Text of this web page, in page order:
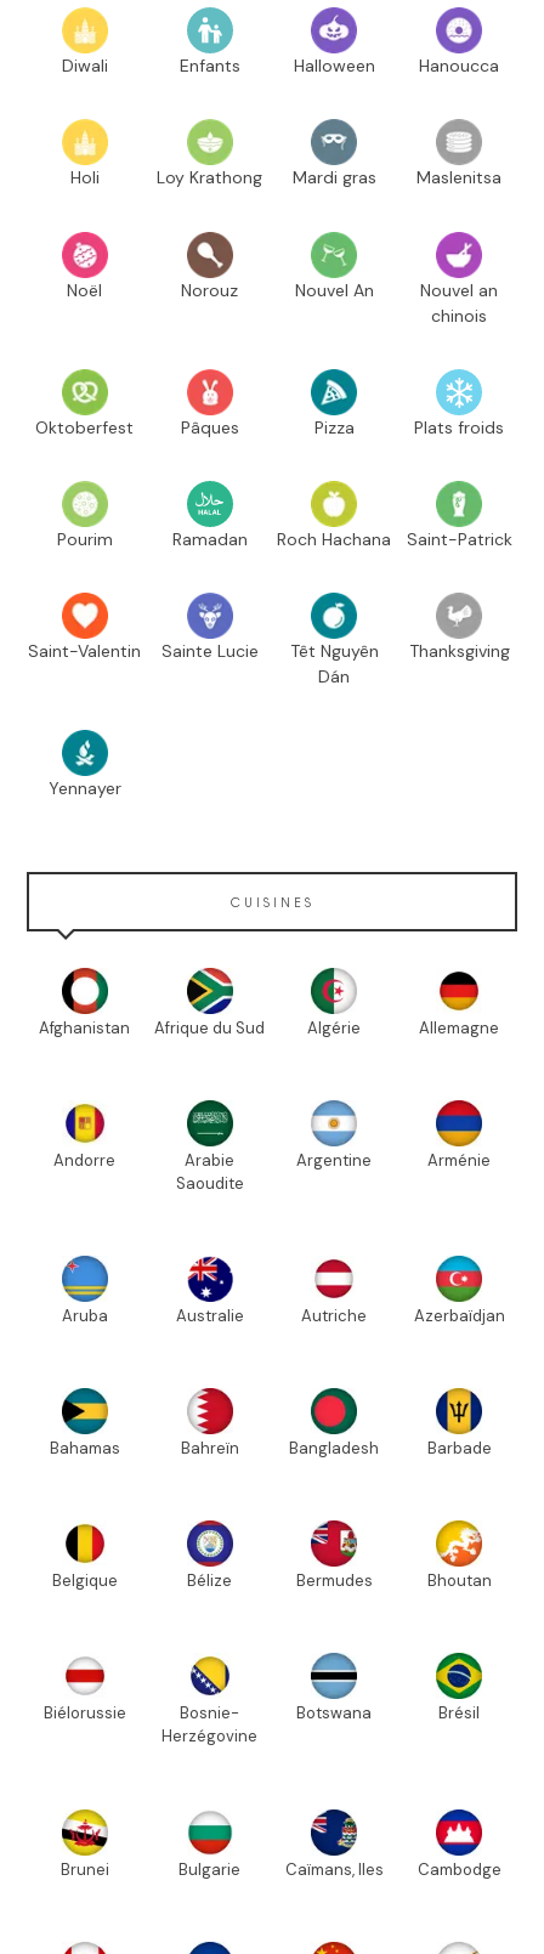
Diwali Enfants Halloween Hanoucca
Holi Loy Krathong Mardi gras Maslenitsa
Noël Norouz Nouvel An
Nouvel an
chinois
Oktoberfest Pâques Pizza Plats froids
Pourim Ramadan Roch Hachana Saint-Patrick
Saint-Valentin Sainte Lucie
Têt Nguyên
Dán
Thanksgiving
Yennayer
CUISINES
Afghanistan Afrique du Sud Algérie Allemagne
Andorre
Arabie
Saoudite
Argentine Arménie
Aruba Australie Autriche Azerbaïdjan
Bahamas Bahreïn Bangladesh Barbade
Belgique Bélize Bermudes Bhoutan
Biélorussie
Bosnie-
Herzégovine
Botswana Brésil
Brunei Bulgarie Caïmans, Iles Cambodge